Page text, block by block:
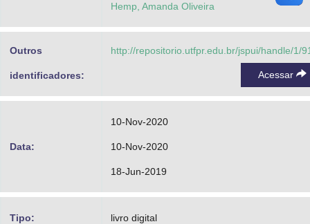
Hemp, Amanda Oliveira
Outros
identificadores:
http://repositorio.utfpr.edu.br/jspui/handle/1/
Acessar
Data:
10-Nov-2020
10-Nov-2020
18-Jun-2019
Tipo: livro digital